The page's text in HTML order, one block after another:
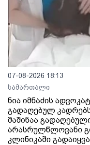
07-08-2026 18:13
სამართალი
ნია იმნაძის
გადაღებულ
მაშინაა
არასრულწლოვანი
კლინიკაში